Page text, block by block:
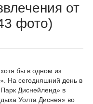
от
фото)
бы в одном из
На сегодняшний день в
Диснейленд» в
Уолта Диснея» во